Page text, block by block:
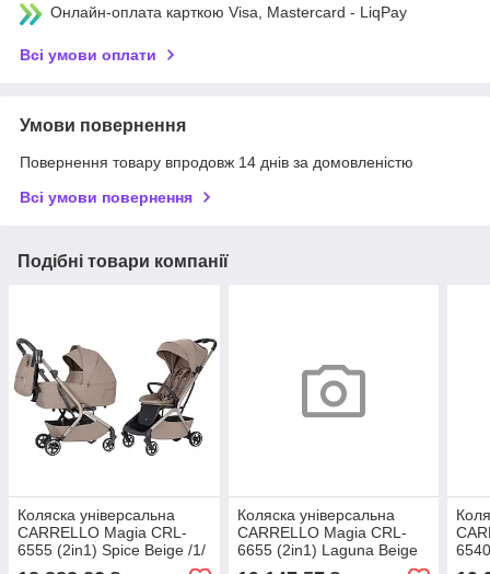
Онлайн-оплата карткою Visa, Mastercard - LiqPay
Всі умови оплати
Умови повернення
Повернення товару впродовж 14 днів за домовленістю
Всі умови повернення
Подібні товари компанії
Коляска універсальна
CARRELLO Magia CRL-
6555 (2in1) Spice Beige /1/
Коляска універсальна
CARRELLO Magia CRL-
6655 (2in1) Laguna Beige